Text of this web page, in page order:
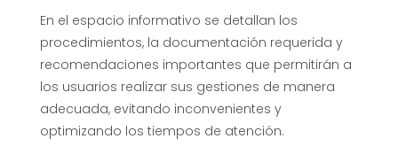
En el espacio informativo se detallan los
procedimientos, la documentación requerida y
recomendaciones importantes que permitirán a
los usuarios realizar sus gestiones de manera
adecuada, evitando inconvenientes y
optimizando los tiempos de atención.